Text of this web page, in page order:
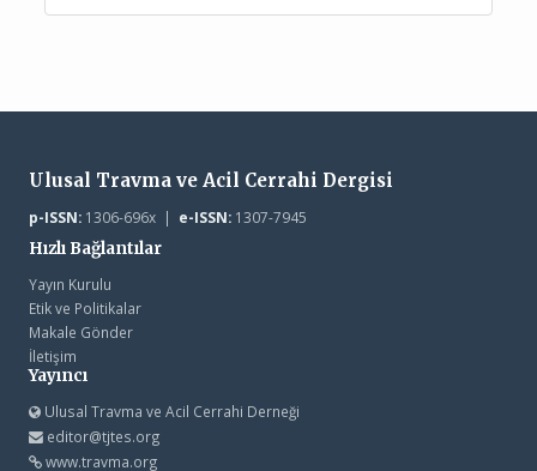
Ulusal Travma ve Acil Cerrahi Dergisi
p-ISSN:1306-696x | e-ISSN:1307-7945
Hızlı Bağlantılar
Yayın Kurulu
Etik ve Politikalar
Makale Gönder
İletişim
Yayıncı
Ulusal Travma ve Acil Cerrahi Derneği
editor@tjtes.org
www.travma.org